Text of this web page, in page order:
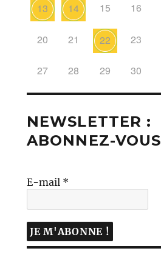
13 14 15 16
20 21 22 23
27 28 29 30
NEWSLETTER :
ABONNEZ-VOUS
E-mail *